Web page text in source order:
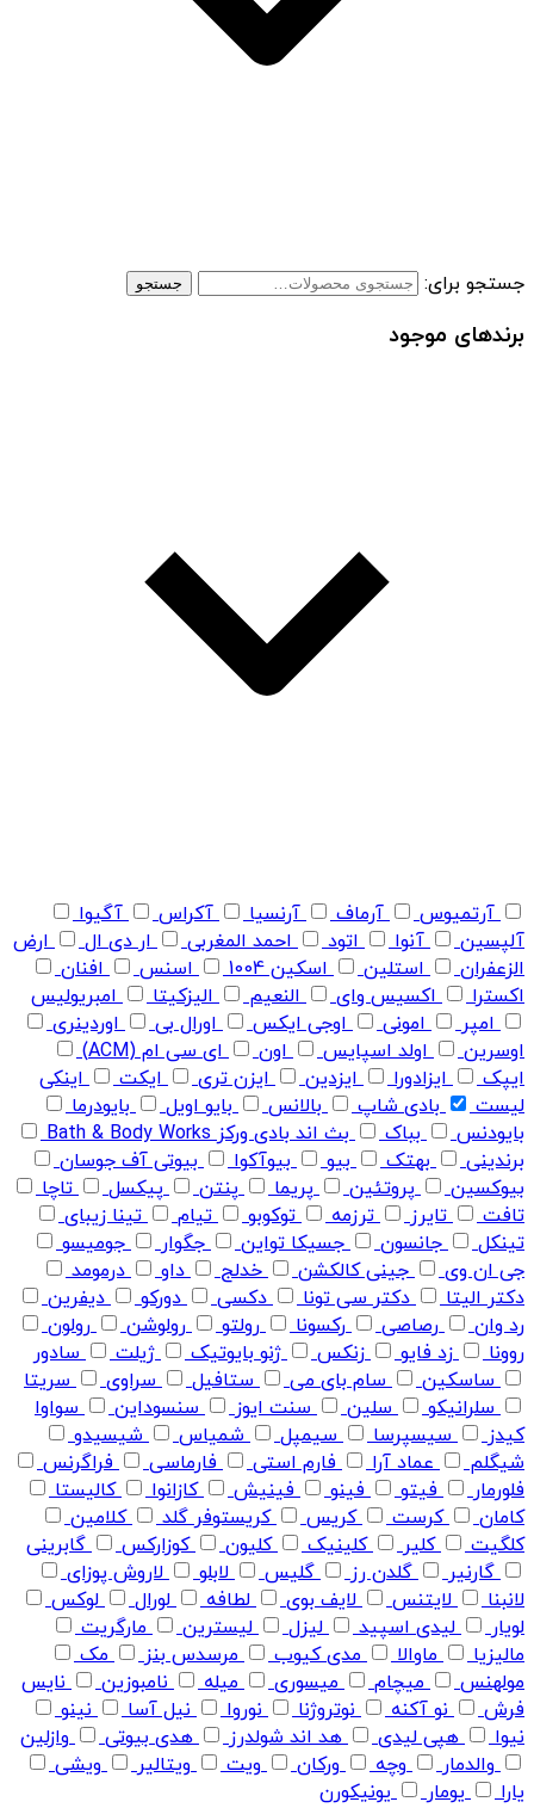
جستجو برای: جستجو
برندهای موجود
آرتمیوس آرماف آرنسیا آکراس
آگیوا
آلپسین
آنوا اتود احمد المغربی ار دی ال
ارض
الزعفران
استلین اسکین 1004 اسنس
افنان
اکسترا
اکسیس وای النعیم الیزکیتا
امبریولیس
امپر
امونی اوجی ایکس اورال بی
اوردینری
اوسرین
اولد اسپایس اون
ای سی ام (ACM)
ایپک
ایزادورا ایزدین ایزن تری ایکت
اینکی
لیست
بادی شاپ بالانس بایو اویل
بایودرما
بایودنس
بباک
بث اند بادی ورکز Bath & Body Works
برندینی
بهتک بیو بیوآکوا
بیوتی آف جوسان
بیوکسین
پروتئین پریما پنتن پیکسل
تاچا
تافت
تایرز ترزمه توکوبو تیام
تینا زیبای
تینکل
جانسون جسیکا تواین جگوار
جومیسو
جی ان وی
جینی کالکشن خدلج داو
درمومد
دکتر الیتا
دکتر سی تونا دکسی دورکو
دیفرین
رد وان
رصاصی رکسونا رولتو رولوشن
رولون
روونا
زد فایو زنکس ژنو بایوتیک ژیلت
سادور
ساسکین
سام بای می ستافیل سراوی
سریتا
سلرانیکو
سلین سنت ایوز سنسوداین
سواوا
کیدز
سیسپرسا سیمپل شمیاس
شیسیدو
شیگلم
عماد آرا فارم استی فارماسی
فراگرنس
فلورمار
فیتو فینو فینیش کازانوا
کالیستا
کامان
کرست کریس کریستوفر گلد
کلامین
کلگیت
کلیر کلینیک کلیون کوزارکس
گابرینی
گارنیر
گلدن رز گلیس لابلو
لاروش پوزای
لانبنا
لایتنس لایف بوی لطافه لورال
لوکس
لویار
لیدی اسپید لیزل لیسترین
مارگریت
مالیزیا
ماوالا مدی کیوب مرسدس بنز
مک
مولهنس
میچام میسوری میله نامبوزین
نایس
فرش
نو آکنه نوتروژنا نوروا نیل آسا
نینو
نیوا
هپی لیدی هد اند شولدرز هدی بیوتی
وازلین
والدمار
وچه ورکان ویت ویتالیر
ویشی
یارا
یومار یونیکورن